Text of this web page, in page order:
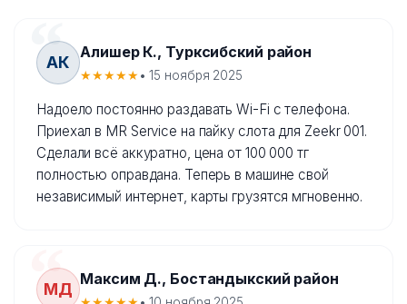
АК
Алишер К., Турксибский район
★★★★★• 15 ноября 2025
Надоело постоянно раздавать Wi-Fi с телефона.
Приехал в MR Service на пайку слота для Zeekr 001.
Сделали всё аккуратно, цена от 100 000 тг
полностью оправдана. Теперь в машине свой
независимый интернет, карты грузятся мгновенно.
МД
Максим Д., Бостандыкский район